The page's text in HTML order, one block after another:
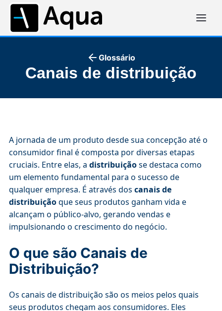
Glossário
Canais de distribuição
A jornada de um produto desde sua concepção até o
consumidor final é composta por diversas etapas
cruciais. Entre elas, a distribuiçãose destaca como
um elemento fundamental para o sucesso de
qualquer empresa. É através dos canais de
distribuiçãoque seus produtos ganham vida e
alcançam o público-alvo, gerando vendas e
impulsionando o crescimento do negócio.
O que são Canais de
Distribuição?
Os canais de distribuição são os meios pelos quais
seus produtos chegam aos consumidores. Eles